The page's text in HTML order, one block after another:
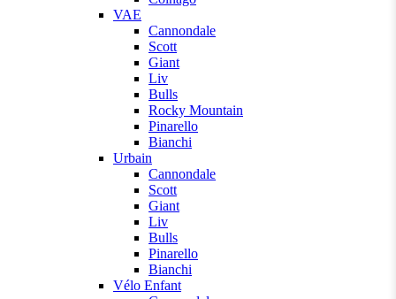
VAE
Cannondale
Scott
Giant
Liv
Bulls
Rocky Mountain
Pinarello
Bianchi
Urbain
Cannondale
Scott
Giant
Liv
Bulls
Pinarello
Bianchi
Vélo Enfant